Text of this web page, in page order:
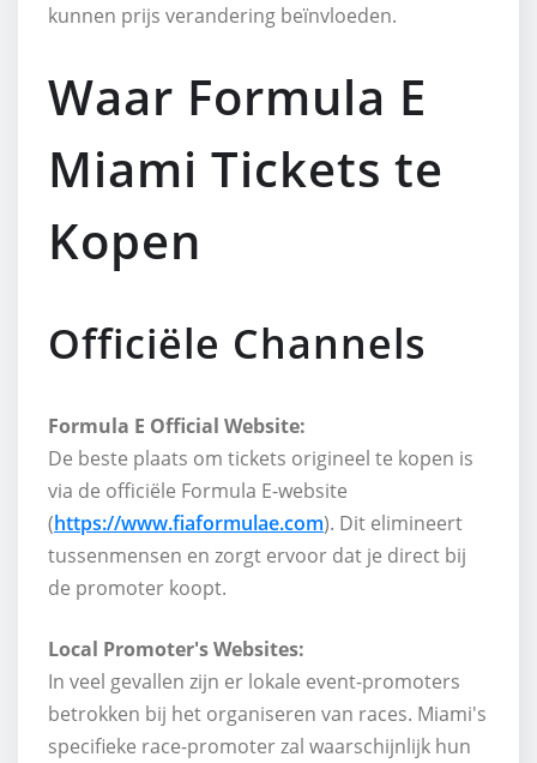
kunnen prijs verandering beïnvloeden.
Waar Formula E
Miami Tickets te
Kopen
Officiële Channels
Formula E Official Website:
De beste plaats om tickets origineel te kopen is
via de officiële Formula E-website
(https://www.fiaformulae.com). Dit elimineert
tussenmensen en zorgt ervoor dat je direct bij
de promoter koopt.
Local Promoter's Websites:
In veel gevallen zijn er lokale event-promoters
betrokken bij het organiseren van races. Miami's
specifieke race-promoter zal waarschijnlijk hun